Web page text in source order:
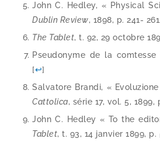
John C. Hedley, « Physical
Dublin Review, 1898, p. 241- 261.
The Tablet, t. 92, 29 octobre
Pseudonyme de la
[↩]
Salvatore Brandi, «
Cattolica, série 17, vol. 5, 1899,
John C. Hedley « To the
Tablet, t. 93, 14 jan­vier 1899, p.